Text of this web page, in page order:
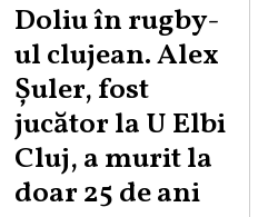
Doliu în rugby-
ul clujean. Alex
Șuler, fost
jucător la U Elbi
Cluj, a murit la
doar 25 de ani